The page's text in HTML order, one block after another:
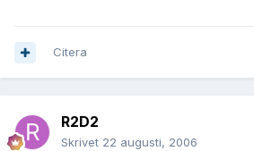
Citera
R2D2
Skrivet 22 augusti, 2006